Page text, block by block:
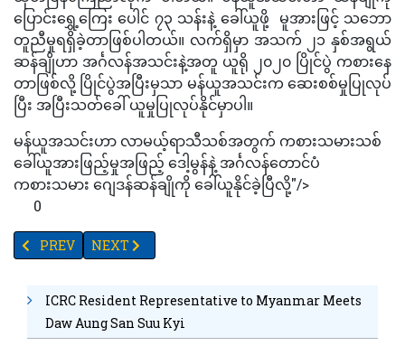
ပြောင်းရွှေ့ကြေး ပေါင် ၇၃ သန်းနဲ့ ခေါ်ယူဖို့ မူအားဖြင့် သဘော
တူညီမှုရရှိခဲ့တာဖြစ်ပါတယ်။ လက်ရှိမှာ အသက် ၂၁ နှစ်အရွယ်
ဆန်ချိုဟာ အင်္ဂလန်အသင်းနဲ့အတူ ယူရို ၂၀၂၀ ပြိုင်ပွဲ ကစားနေ
တာဖြစ်လို့ ပြိုင်ပွဲအပြီးမှသာ မန်ယူအသင်းက ဆေးစစ်မှုပြုလုပ်
ပြီး အပြီးသတ်ခေါ် ယူမှုပြုလုပ်နိုင်မှာပါ။
မန်ယူအသင်းဟာ လာမယ့်ရာသီသစ်အတွက် ကစားသမားသစ်
ခေါ်ယူအားဖြည့်မှုအဖြည့် ဒေါ့မွန်နဲ့ အင်္ဂလန်တောင်ပံ
ကစားသမား ဂျေဒန်ဆန်ချိုကို​ ခေါ်ယူနိုင်ခဲ့ပြီလို့"/>
0
PREVIOUS ARTICLE: အီတလီရဲ့ နှလုံးရည်ကို ပြသခဲ့တာဖြစ်တယ်လို့ ဘူ
PREV NEXT ARTICLE: ဒူးထောက်လှုပ်ရှားမှုကို အီတလီအသ
NEXT
ICRC Resident Representative to Myanmar Meets
Daw Aung San Suu Kyi